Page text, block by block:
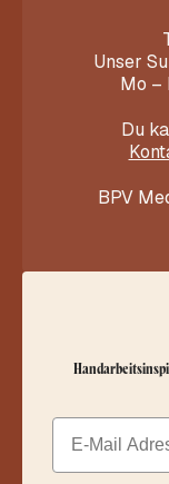
Unser
Mo –
Du
BPV
Email